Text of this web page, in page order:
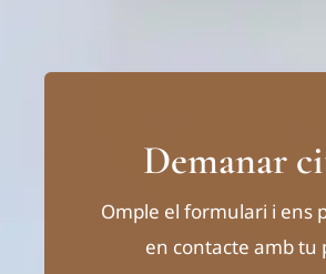
Demanar
Omple el formulari i ens
en contacte amb tu